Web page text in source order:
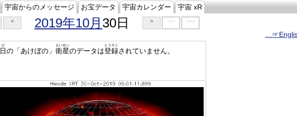
宇宙からのメッセージ お宝データ 宇宙カレンダー 宇宙 xR
< 2019年10月 30日 > >> >>>
日
ひ
の「あけぼの」 衛星
えいせい
のデータは登録
とうろく
されていません。